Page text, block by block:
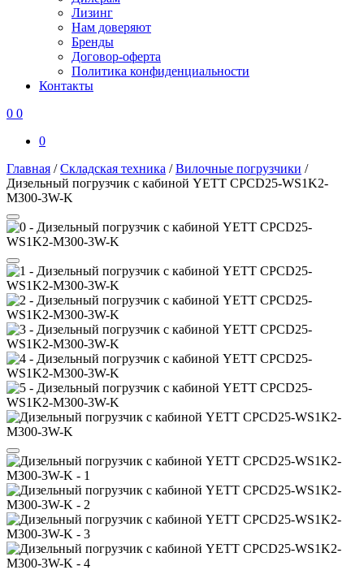
Лизинг
Нам доверяют
Бренды
Договор-оферта
Политика конфиденциальности
Контакты
0 0
0
Главная /Складская техника /Вилочные погрузчики /
Дизельный погрузчик с кабиной YETT CPCD25-WS1K2-
M300-3W-K